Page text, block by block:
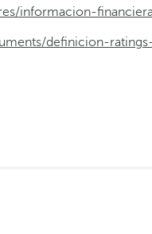
informacion-
definicion-